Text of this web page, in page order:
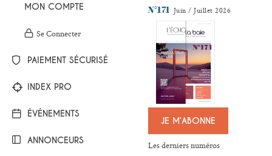
MON COMPTE
Se Connecter
PAIEMENT SÉCURISÉ
INDEX PRO
ÉVÉNEMENTS
ANNONCEURS
N°171 Juin / Juillet 2026
JE M’ABONNE
Les derniers numéros